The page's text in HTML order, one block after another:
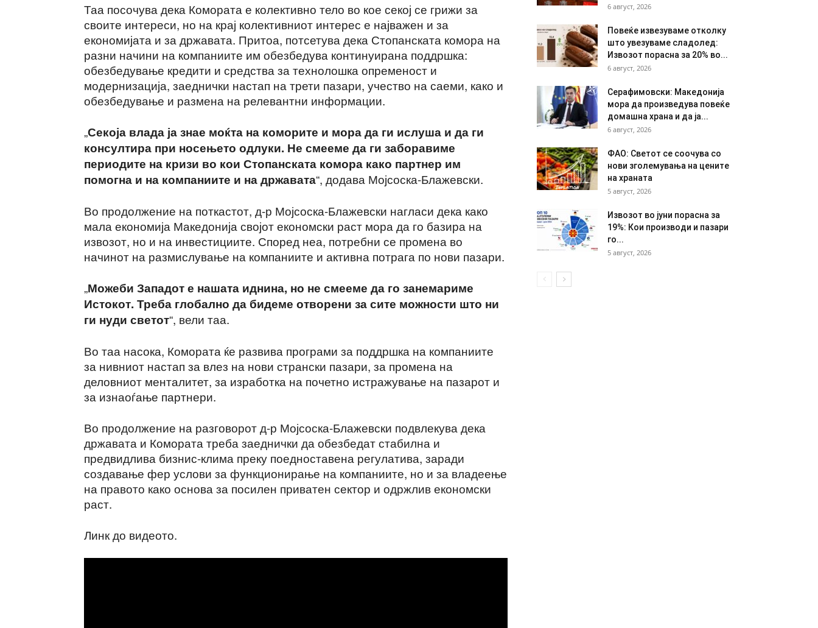
Таа посочува дека Комората е колективно тело во кое секој се грижи за
своите интереси, но на крај колективниот интерес е најважен и за
економијата и за државата. Притоа, потсетува дека Стопанската комора на
разни начини на компаниите им обезбедува континуирана поддршка:
обезбедување кредити и средства за технолошка опременост и
модернизација, заеднички настап на трети пазари, учество на саеми, како и
обезбедување и размена на релевантни информации.
„Секоја влада ја знае моќта на коморите и мора да ги ислуша и да ги
консултира при носењето одлуки. Не смееме да ги заборавиме
периодите на кризи во кои Стопанската комора како партнер им
помогна и на компаниите и на државата“, додава Мојсоска-Блажевски.
Во продолжение на поткастот, д-р Мојсоска-Блажевски нагласи дека како
мала економија Македонија својот економски раст мора да го базира на
извозот, но и на инвестициите. Според неа, потребни се промена во
начинот на размислување на компаниите и активна потрага по нови пазари.
„Можеби Западот е нашата иднина, но не смееме да го занемариме
Истокот. Треба глобално да бидеме отворени за сите можности што ни
ги нуди светот“, вели таа.
Во таа насока, Комората ќе развива програми за поддршка на компаниите
за нивниот настап за влез на нови странски пазари, за промена на
деловниот менталитет, за изработка на почетно истражување на пазарот и
за изнаоѓање партнери.
Во продолжение на разговорот д-р Мојсоска-Блажевски подвлекува дека
државата и Комората треба заеднички да обезбедат стабилна и
предвидлива бизнис-клима преку поедноставена регулатива, заради
создавање фер услови за функционирање на компаниите, но и за владеење
на правото како основа за посилен приватен сектор и одржлив економски
раст.
Линк до видеото.
6 август, 2026
Повеќе извезуваме отколку
што увезуваме сладолед:
Извозот порасна за 20% во...
6 август, 2026
Серафимовски: Македонија
мора да произведува повеќе
домашна храна и да ја...
6 август, 2026
ФАО: Светот се соочува со
нови зголемувања на цените
на храната
5 август, 2026
Извозот во јуни порасна за
19%: Кои производи и пазари
го...
5 август, 2026